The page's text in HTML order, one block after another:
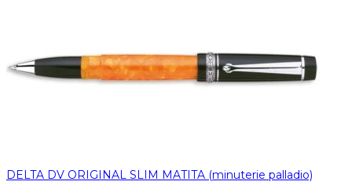
DELTA DV ORIGINAL SLIM MATITA (minuterie palladio)